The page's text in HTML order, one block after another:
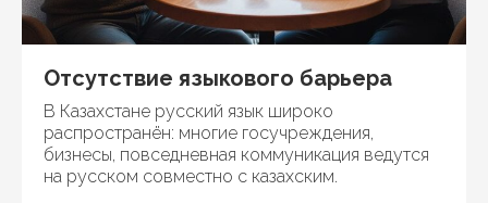
Отсутствие языкового барьера
В Казахстане русский язык широко
распространён: многие госучреждения,
бизнесы, повседневная коммуникация ведутся
на русском совместно с казахским.